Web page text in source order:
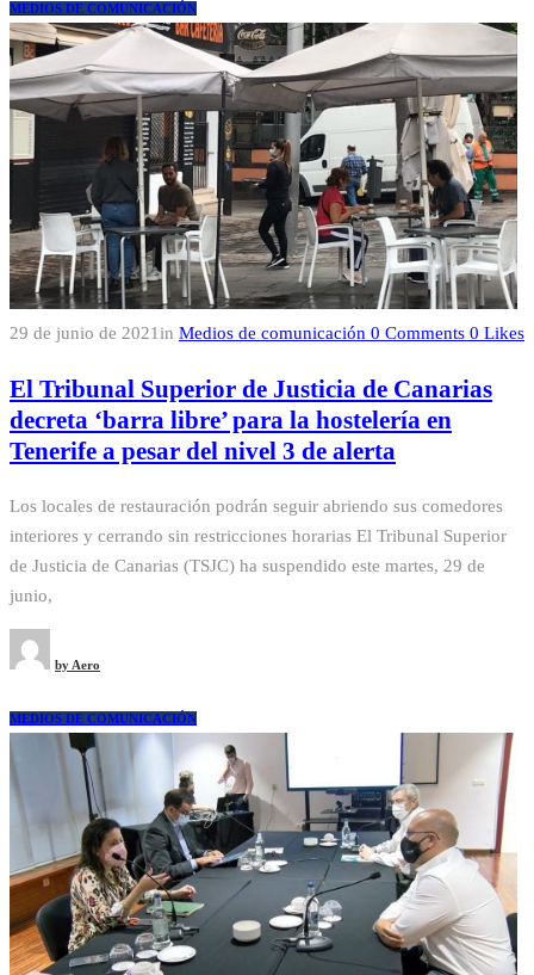
MEDIOS DE COMUNICACIÓN
29 de junio de 2021 in Medios de comunicación 0 Comments 0 Likes
El Tribunal Superior de Justicia de Canarias
decreta ‘barra libre’ para la hostelería en
Tenerife a pesar del nivel 3 de alerta
Los locales de restauración podrán seguir abriendo sus comedores
interiores y cerrando sin restricciones horarias El Tribunal Superior
de Justicia de Canarias (TSJC) ha suspendido este martes, 29 de
junio,
by Aero
MEDIOS DE COMUNICACIÓN